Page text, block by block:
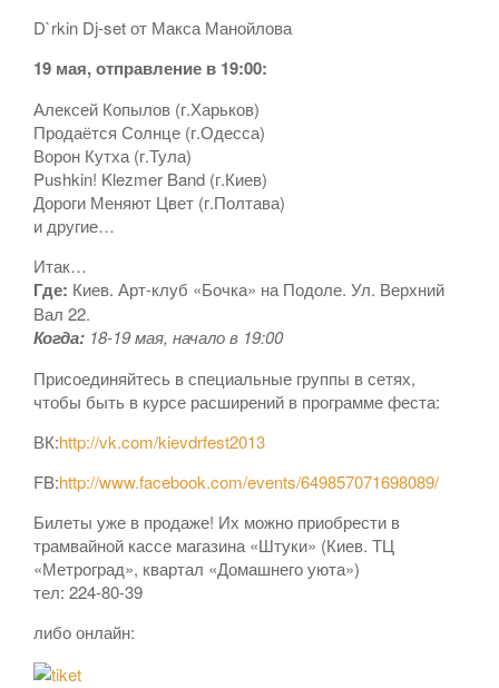
D`rkin Dj-set от Макса Манойлова
19 мая, отправление в 19:00:
Алексей Копылов (г.Харьков)
Продаётся Солнце (г.Одесса)
Ворон Кутха (г.Тула)
Pushkin! Klezmer Band (г.Киев)
Дороги Меняют Цвет (г.Полтава)
и другие…
Итак…
Где: Киев. Арт-клуб «Бочка» на Подоле. Ул. Верхний
Вал 22.
Когда: 18-19 мая, начало в 19:00
Присоединяйтесь в специальные группы в сетях,
чтобы быть в курсе расширений в программе феста:
ВК:http://vk.com/kievdrfest2013
FB:http://www.facebook.com/events/649857071698089/
Билеты уже в продаже! Их можно приобрести в
трамвайной кассе магазина «Штуки» (Киев. ТЦ
«Метроград», квартал «Домашнего уюта»)
тел: 224-80-39
либо онлайн: